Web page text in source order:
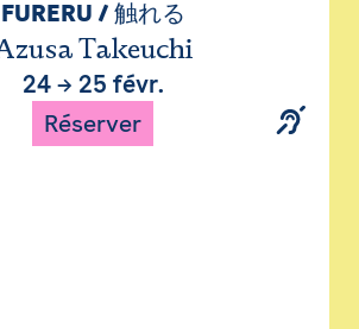
FURERU / 触れる
Takeuchi
24→ 25 févr.
Réserver